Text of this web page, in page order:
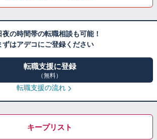
夜の時間帯の転職相談も可能！
ずはアデコにご登録ください
転職支援に登録
（無料）
転職支援の流れ
キープリスト